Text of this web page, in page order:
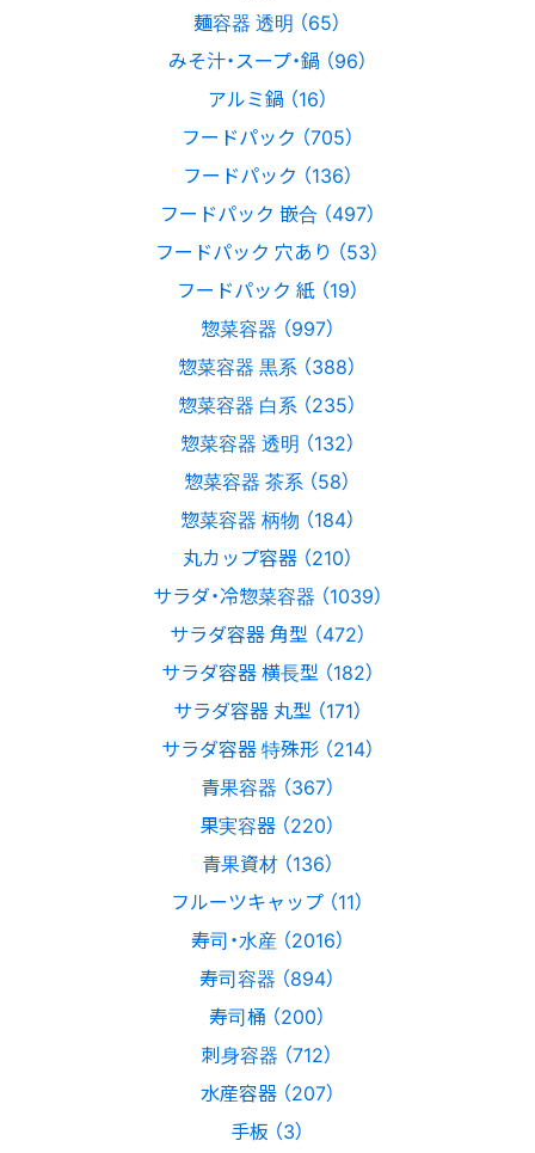
麺容器 透明 （65）
みそ汁・スープ・鍋 （96）
アルミ鍋 （16）
フードパック （705）
フードパック （136）
フードパック 嵌合 （497）
フードパック 穴あり （53）
フードパック 紙 （19）
惣菜容器 （997）
惣菜容器 黒系 （388）
惣菜容器 白系 （235）
惣菜容器 透明 （132）
惣菜容器 茶系 （58）
惣菜容器 柄物 （184）
丸カップ容器 （210）
サラダ・冷惣菜容器 （1039）
サラダ容器 角型 （472）
サラダ容器 横長型 （182）
サラダ容器 丸型 （171）
サラダ容器 特殊形 （214）
青果容器 （367）
果実容器 （220）
青果資材 （136）
フルーツキャップ （11）
寿司・水産 （2016）
寿司容器 （894）
寿司桶 （200）
刺身容器 （712）
水産容器 （207）
手板 （3）